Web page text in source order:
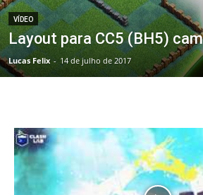
VÍDEO
Layout para CC5 (BH5)
Lucas Felix - 14 de julho de 2017